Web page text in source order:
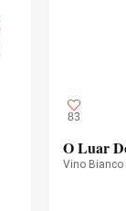
83
O Luar
Vino Bianco